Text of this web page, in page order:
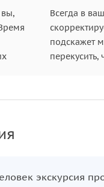
вы,
Всегда в
подскажет
перекусить,
экскурсия